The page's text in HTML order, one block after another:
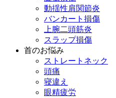
動揺性肩関節炎
バンカート損傷
上腕二頭筋炎
スラップ損傷
首のお悩み
ストレートネック
頭痛
寝違え
眼精疲労